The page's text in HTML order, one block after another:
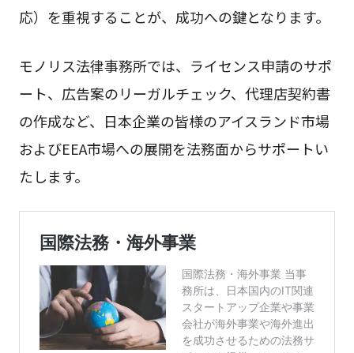
応）を重視することが、成功への鍵となります。
モノリス法律事務所では、ライセンス申請のサポ
ート、広告案のリーガルチェック、代理店契約書
の作成など、日本企業の皆様のアイスランド市場
およびEEA市場への展開を法務面からサポートい
たします。